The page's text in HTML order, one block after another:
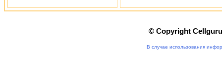
© Copyright
В случае использования